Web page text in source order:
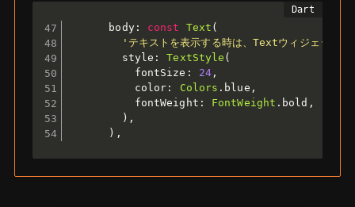
      body
: const Text (
'テキストを表示する時は、Textウィジェット
        style
: TextStyle (
          fontSize
: 24 ,
          color
: Colors . blue ,
          fontWeight
: FontWeight . bold ,
) ,
) ,